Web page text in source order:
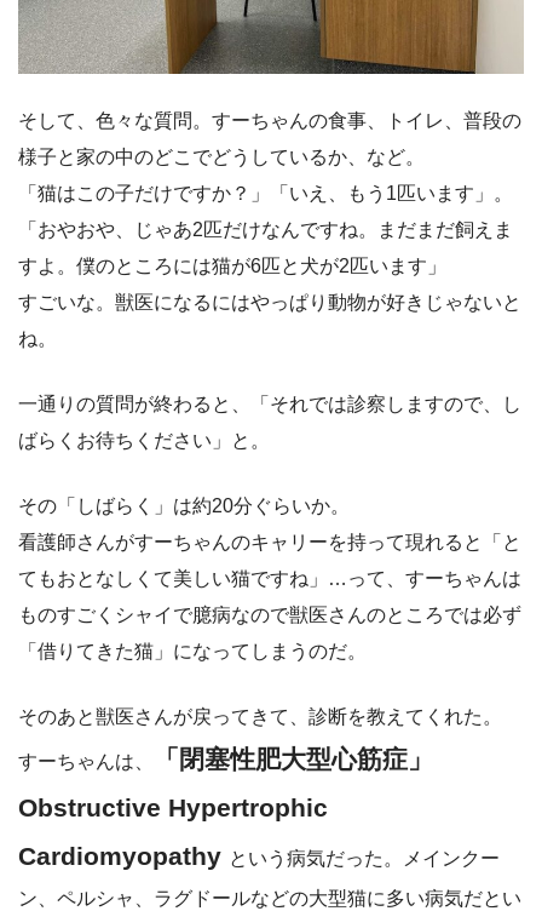
そして、色々な質問。すーちゃんの食事、トイレ、普段の
様子と家の中のどこでどうしているか、など。
「猫はこの子だけですか？」「いえ、もう1匹います」。
「おやおや、じゃあ2匹だけなんですね。まだまだ飼えま
すよ。僕のところには猫が6匹と犬が2匹います」
すごいな。獣医になるにはやっぱり動物が好きじゃないと
ね。
一通りの質問が終わると、「それでは診察しますので、し
ばらくお待ちください」と。
その「しばらく」は約20分ぐらいか。
看護師さんがすーちゃんのキャリーを持って現れると「と
てもおとなしくて美しい猫ですね」…って、すーちゃんは
ものすごくシャイで臆病なので獣医さんのところでは必ず
「借りてきた猫」になってしまうのだ。
そのあと獣医さんが戻ってきて、診断を教えてくれた。
すーちゃんは、
「閉塞性肥大型心筋症」
Obstructive Hypertrophic
Cardiomyopathy という病気だった。メインクー
ン、ペルシャ、ラグドールなどの大型猫に多い病気だとい